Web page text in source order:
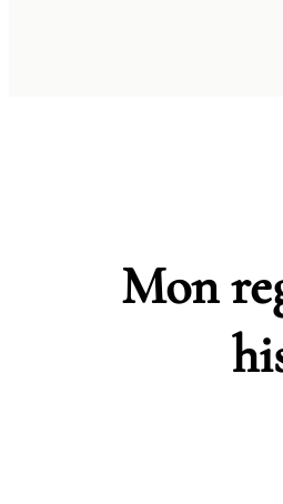
Mon